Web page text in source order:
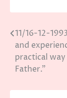
Post
11/16-12-
and
practical
Father.”